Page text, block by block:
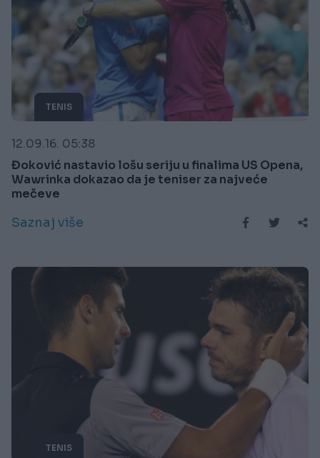
TENIS
12.09.16. 05:38
Đoković nastavio lošu seriju u finalima US Opena,
Wawrinka dokazao da je teniser za najveće
mečeve
Saznaj više
TENIS